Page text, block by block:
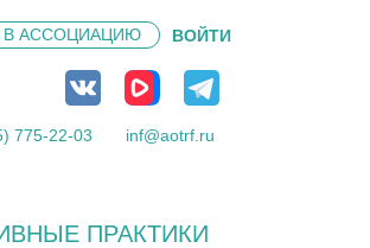
В АССОЦИАЦИЮ ВОЙТИ
775-22-03 inf@aotrf.ru
ПРАКТИКИ